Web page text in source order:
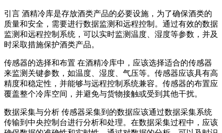
引言 酒精冷库是存放酒类产品的必要设施，为了确保酒类的
质量和安全，需要进行数据监测和远程控制。通过有效的数据
监测和远程控制系统，可以实时监测温度、湿度等参数，并及
时采取措施保护酒类产品。
传感器的选择和布置 在酒精冷库中，应该选择适合的传感器
来监测关键参数，如温度、湿度、气压等。传感器应该具有高
精度和稳定性，并能够与远程控制系统兼容。传感器的布置应
覆盖整个冷库空间，并避免与货物接触或受到其他干扰。
数据采集与分析 传感器采集到的数据应该通过数据采集系统
传输到中央控制台进行分析和处理。在数据采集过程中，应该